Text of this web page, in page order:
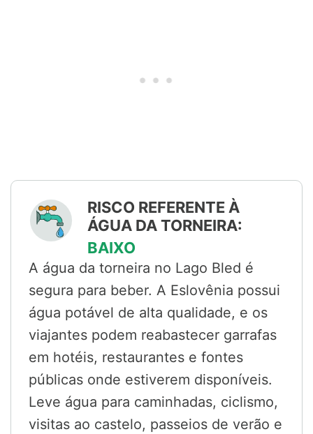
RISCO REFERENTE À
ÁGUA DA TORNEIRA:
BAIXO
A água da torneira no Lago Bled é
segura para beber. A Eslovênia possui
água potável de alta qualidade, e os
viajantes podem reabastecer garrafas
em hotéis, restaurantes e fontes
públicas onde estiverem disponíveis.
Leve água para caminhadas, ciclismo,
visitas ao castelo, passeios de verão e